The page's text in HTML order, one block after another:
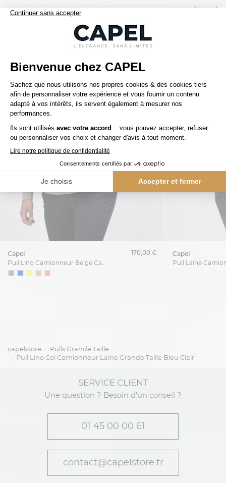
Nos clients aiment aussi
capel
Pull Lino Camionneur Beige Capel Grande Taille
170,00 € capel
capelstore
Pulls Grande Taille
Pull Lino Col Camionneur Laine Grande Taille Bleu Clair
SERVICE CLIENT
Une question ? Besoin d'un conseil ?
01 45 00 00 61
contact@capelstore.fr